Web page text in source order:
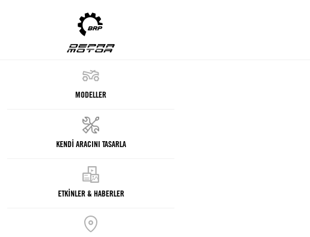
MODELLER
KENDİ ARACINI TASARLA
ETKİNLER & HABERLER